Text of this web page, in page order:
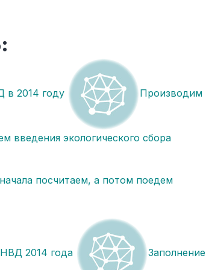
в 2014 году Производим
введения экологического сбора
посчитаем, а потом поедем
2014 года Заполнение